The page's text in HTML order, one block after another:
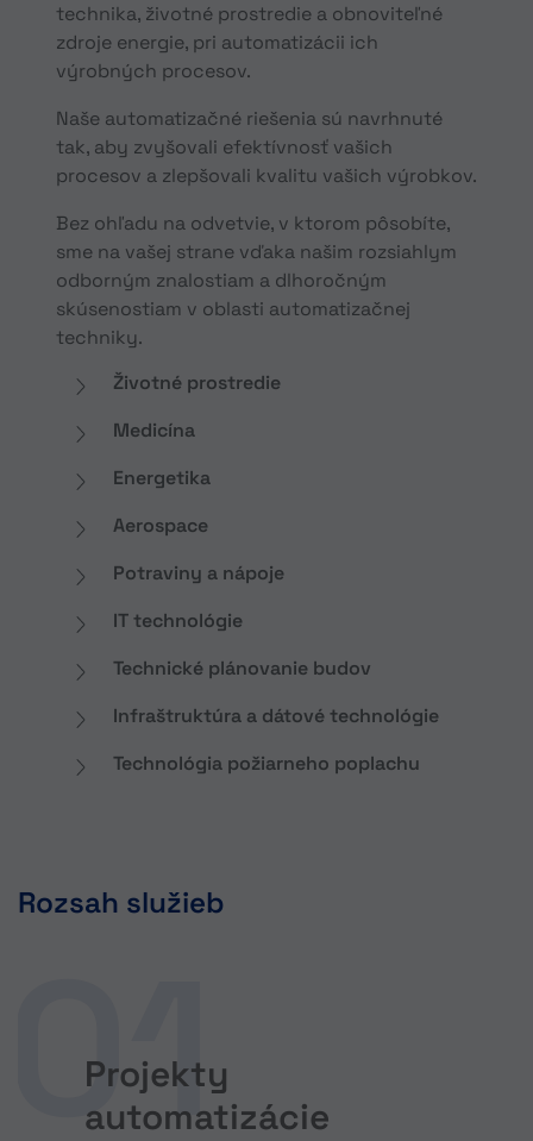
technika, životné prostredie a obnoviteľné
zdroje energie, pri automatizácii ich
výrobných procesov.
Naše automatizačné riešenia sú navrhnuté
tak, aby zvyšovali efektívnosť vašich
procesov a zlepšovali kvalitu vašich výrobkov.
Bez ohľadu na odvetvie, v ktorom pôsobíte,
sme na vašej strane vďaka našim rozsiahlym
odborným znalostiam a dlhoročným
skúsenostiam v oblasti automatizačnej
techniky.
Životné prostredie
Medicína
Energetika
Aerospace
Potraviny a nápoje
IT technológie
Technické plánovanie budov
Infraštruktúra a dátové technológie
Technológia požiarneho poplachu
Rozsah služieb
Projekty
automatizácie